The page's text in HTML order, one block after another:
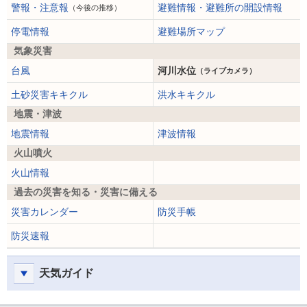
警報・注意報 （今後の推移） 避難情報・避難所の開設情報
停電情報
避難場所マップ
気象災害
台風
河川水位 （ライブカメラ）
土砂災害キキクル
洪水キキクル
地震・津波
地震情報
津波情報
火山噴火
火山情報
過去の災害を知る・災害に備える
災害カレンダー
防災手帳
防災速報
天気ガイド